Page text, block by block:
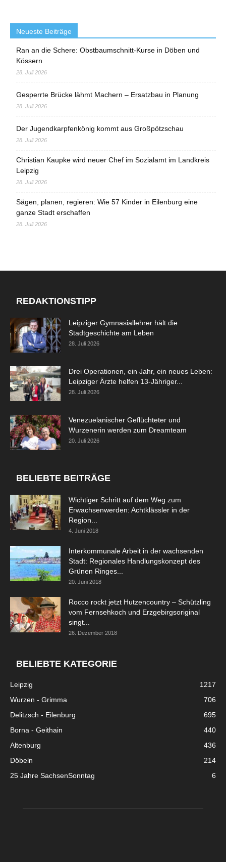
Neueste Beiträge
Ran an die Schere: Obstbaumschnitt-Kurse in Döben und
Kössern
28. Juli 2026
Gesperrte Brücke lähmt Machern – Ersatzbau in Planung
28. Juli 2026
Der Jugendkarpfenkönig kommt aus Großpötzschau
28. Juli 2026
Christian Kaupke wird neuer Chef im Sozialamt im Landkreis
Leipzig
28. Juli 2026
Sägen, planen, regieren: Wie 57 Kinder in Eilenburg eine
ganze Stadt erschaffen
28. Juli 2026
REDAKTIONSTIPP
Leipziger Gymnasiallehrer hält die
Stadtgeschichte am Leben
28. Juli 2026
Drei Operationen, ein Jahr, ein neues Leben:
Leipziger Ärzte helfen 13-Jähriger...
28. Juli 2026
Venezuelanischer Geflüchteter und
Wurzenerin werden zum Dreamteam
20. Juli 2026
BELIEBTE BEITRÄGE
Wichtiger Schritt auf dem Weg zum
Erwachsenwerden: Achtklässler in der
Region...
4. Juni 2018
Interkommunale Arbeit in der wachsenden
Stadt: Regionales Handlungskonzept des
Grünen Ringes...
20. Juni 2018
Rocco rockt jetzt Hutzencountry – Schützling
vom Fernsehkoch und Erzgebirgsoriginal
singt...
26. Dezember 2018
BELIEBTE KATEGORIE
Leipzig
1217
Wurzen - Grimma
706
Delitzsch - Eilenburg
695
Borna - Geithain
440
Altenburg
436
Döbeln
214
25 Jahre SachsenSonntag
6